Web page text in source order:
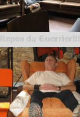
Repos du Guerrier!!!